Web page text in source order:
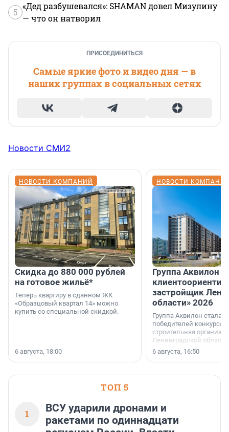
5
«Дед разбушевался»: SHAMAN довел Мизулину
— что он натворил
ПРИСОЕДИНИТЬСЯ
Самые яркие фото и видео дня — в
наших группах в социальных сетях
Новости СМИ2
НОВОСТИ КОМПАНИЙ
Скидка до 880 000 рублей
на готовое жильё*
Теперь квартиру в сданном ЖК
«Образцовый квартал 14» можно
купить со специальной скидкой.
6 августа, 18:00
НОВОСТИ
Группа Аквилон
застройщик
области» 2026
Группа Аквилон стала
победителей конкурса
строительная
Ленинградской области
номинации «Самый
застройщик
области».
6 августа, 16:50
ТОП 5
1
ВСУ ударили дронами и
ракетами по одиннадцати